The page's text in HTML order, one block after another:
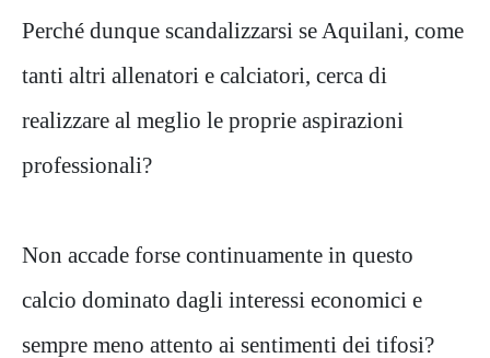
Perché dunque scandalizzarsi se Aquilani, come
tanti altri allenatori e calciatori, cerca di
realizzare al meglio le proprie aspirazioni
professionali?
Non accade forse continuamente in questo
calcio dominato dagli interessi economici e
sempre meno attento ai sentimenti dei tifosi?